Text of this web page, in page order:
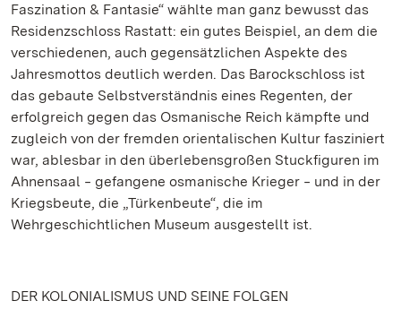
Faszination & Fantasie“ wählte man ganz bewusst das
Residenzschloss Rastatt: ein gutes Beispiel, an dem die
verschiedenen, auch gegensätzlichen Aspekte des
Jahresmottos deutlich werden. Das Barockschloss ist
das gebaute Selbstverständnis eines Regenten, der
erfolgreich gegen das Osmanische Reich kämpfte und
zugleich von der fremden orientalischen Kultur fasziniert
war, ablesbar in den überlebensgroßen Stuckfiguren im
Ahnensaal ‒ gefangene osmanische Krieger ‒ und in der
Kriegsbeute, die „Türkenbeute“, die im
Wehrgeschichtlichen Museum ausgestellt ist.
DER KOLONIALISMUS UND SEINE FOLGEN